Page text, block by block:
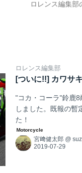
ロレンス編集部
ロレンス編集部
[ついに!!] カワサ
"コカ・コーラ"鈴鹿
しました。既報の暫
た！
宮﨑健太郎 @